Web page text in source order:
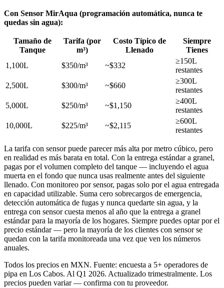
Con Sensor MirAqua (programación automática, nunca te
quedas sin agua):
Tamaño de
Tanque
Tarifa (por
m³)
Costo Típico de
Llenado
Siempre
Tienes
1,100L
$350/m³ ~$332
≥150L
restantes
2,500L
$300/m³ ~$660
≥300L
restantes
5,000L
$250/m³ ~$1,150
≥400L
restantes
10,000L
$225/m³ ~$2,115
≥600L
restantes
La tarifa con sensor puede parecer más alta por metro cúbico, pero
en realidad es más barata en total. Con la entrega estándar a granel,
pagas por el volumen completo del tanque — incluyendo el agua
muerta en el fondo que nunca usas realmente antes del siguiente
llenado. Con monitoreo por sensor, pagas solo por el agua entregada
en capacidad utilizable. Suma cero sobrecargos de emergencia,
detección automática de fugas y nunca quedarte sin agua, y la
entrega con sensor cuesta menos al año que la entrega a granel
estándar para la mayoría de los hogares. Siempre puedes optar por el
precio estándar — pero la mayoría de los clientes con sensor se
quedan con la tarifa monitoreada una vez que ven los números
anuales.
Todos los precios en MXN. Fuente: encuesta a 5+ operadores de
pipa en Los Cabos. Al Q1 2026. Actualizado trimestralmente. Los
precios pueden variar — confirma con tu proveedor.